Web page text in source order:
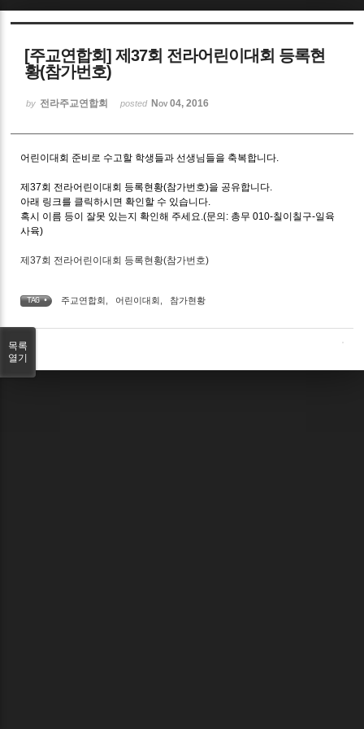
[주교연합회] 제37회 전라어린이대회 등록현
황(참가번호)
by 전라주교연합회 posted Nov 04, 2016
어린이대회 준비로 수고할 학생들과 선생님들을 축복합니다.
제37회 전라어린이대회 등록현황(참가번호)을 공유합니다.
아래 링크를 클릭하시면 확인할 수 있습니다.
혹시 이름 등이 잘못 있는지 확인해 주세요.(문의: 총무 010-칠이칠구-일육
사육)
제37회 전라어린이대회 등록현황(참가번호)
TAG • 주교연합회 어린이대회 참가현황
목록
열기
Sketchbook5, 스케치북5
Sketchbook5, 스케치북5